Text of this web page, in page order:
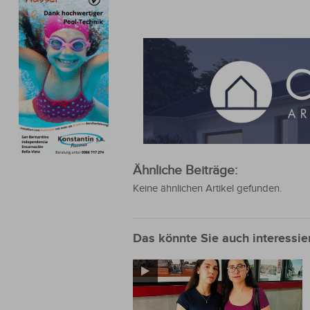
Ähnliche Beiträge:
Keine ähnlichen Artikel gefunden.
Das könnte Sie auch